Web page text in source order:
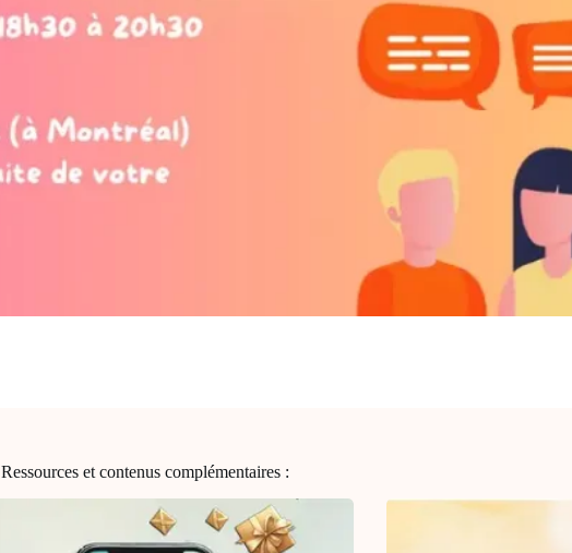
Ressources et contenus complémentaires :